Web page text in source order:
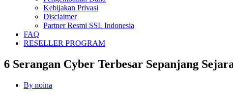
Kebijakan Privasi
Disclaimer
Partner Resmi SSL Indonesia
FAQ
RESELLER PROGRAM
6 Serangan Cyber Terbesar Sepanjang
By noina